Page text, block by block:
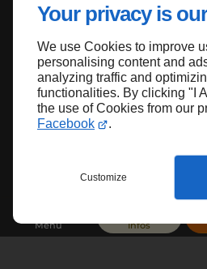
Your privacy is
We use Cookies to improve
personalising content and
analyzing traffic and
functionalities. By clicking "I
the use of Cookies from our
Facebook
.
Customize
Menu Infos
Haut de